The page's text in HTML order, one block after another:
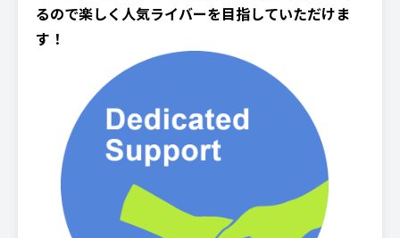
るので楽しく人気ライバーを目指していただけま
す！